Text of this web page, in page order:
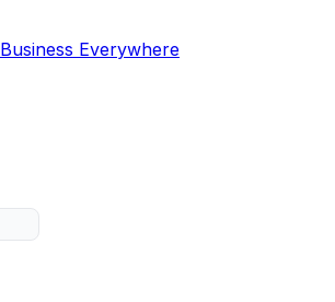
Business Everywhere